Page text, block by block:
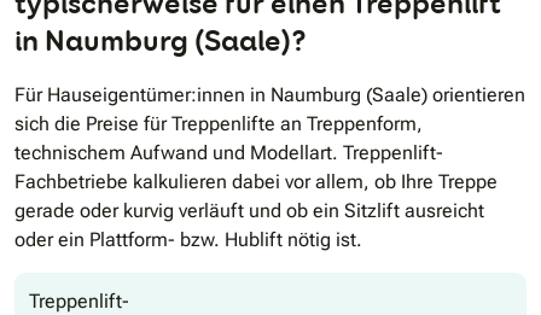
in Naumburg (Saale)?
Für Hauseigentümer:innen in Naumburg (Saale) orientieren
sich die Preise für Treppenlifte an Treppenform,
technischem Aufwand und Modellart. Treppenlift-
Fachbetriebe kalkulieren dabei vor allem, ob Ihre Treppe
gerade oder kurvig verläuft und ob ein Sitzlift ausreicht
oder ein Plattform- bzw. Hublift nötig ist.
Treppenlift-